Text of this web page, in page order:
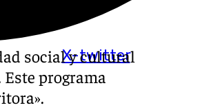
X-twitter
social y cultural
Este programa